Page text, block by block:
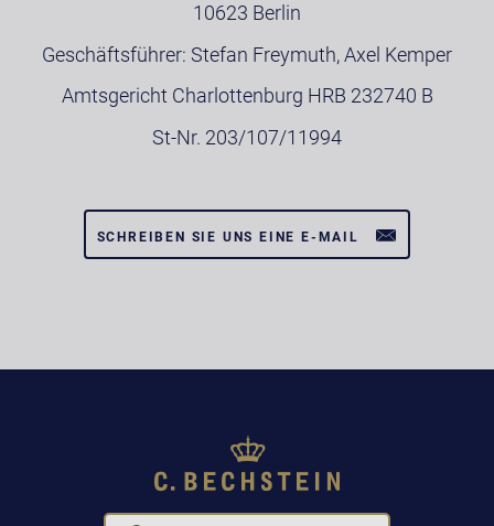
10623 Berlin
Geschäftsführer: Stefan Freymuth, Axel Kemper
Amtsgericht Charlottenburg HRB 232740 B
St-Nr. 203/107/11994
SCHREIBEN SIE UNS EINE E-MAIL